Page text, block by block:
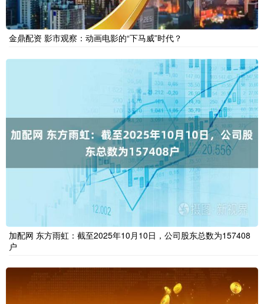
金鼎配资 影市观察：动画电影的“下马威”时代？
加配网 东方雨虹：截至2025年10月10日，公司股东总数为157408
户